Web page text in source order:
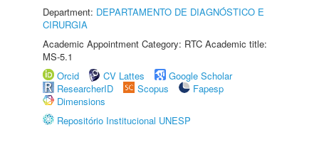
Department: DEPARTAMENTO DE DIAGNÓSTICO E
CIRURGIA
Academic Appointment Category: RTC Academic title:
MS-5.1
Orcid
CV Lattes
Google Scholar
ResearcherID
Scopus
Fapesp
Dimensions
Repositório Institucional UNESP